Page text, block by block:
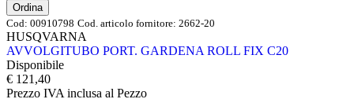
Ordina
Cod: 00910798 Cod. articolo fornitore: 2662-20
HUSQVARNA
AVVOLGITUBO PORT. GARDENA ROLL FIX C20
Disponibile
€ 121,40
Prezzo IVA inclusa al Pezzo